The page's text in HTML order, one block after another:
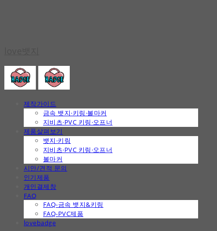
제작가이드
금속 뱃지·키링·볼마커
지비츠·PVC 키링·오프너
제품살펴보기
뱃지·키링
지비츠·PVC 키링·오프너
볼마커
시안/견적 문의
인기제품
개인결제창
FAQ
FAQ-금속 뱃지&키링
FAQ-PVC제품
lovebadge